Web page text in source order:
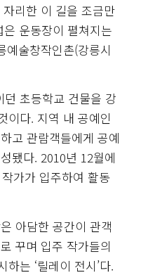
리한 이 길을 조금만
운동장이 펼쳐지는
예술창작인촌(강릉시
초등학교 건물을 강
이다. 지역 내 공예인
고 관람객들에게 공예
됐다. 2010년 12월에
가가 입주하여 활동
아담한 공간이 관객
꾸며 입주 작가들의
는 ‘릴레이 전시’다.